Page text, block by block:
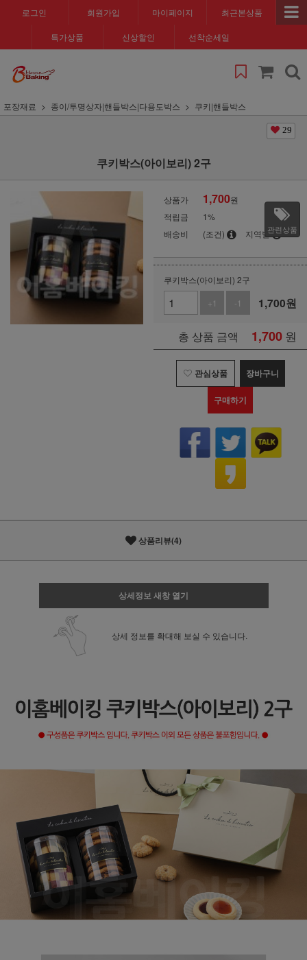
로그인 회원가입 마이페이지 최근본상품
특가상품 신상할인 선착순세일
포장재료 종이/투명상자|핸들박스|다용도박스 쿠키|핸들박스
29
쿠키박스(아이보리) 2구
상품가 1,700원
적립금
1%
배송비
(조건) 지역별관련상품
쿠키박스(아이보리) 2구
+1
-1 1,700원
총 상품 금액 1,700 원
관심상품 장바구니
구매하기
상품리뷰(4)
상세정보 새창 열기
상세 정보를 확대해 보실 수 있습니다.